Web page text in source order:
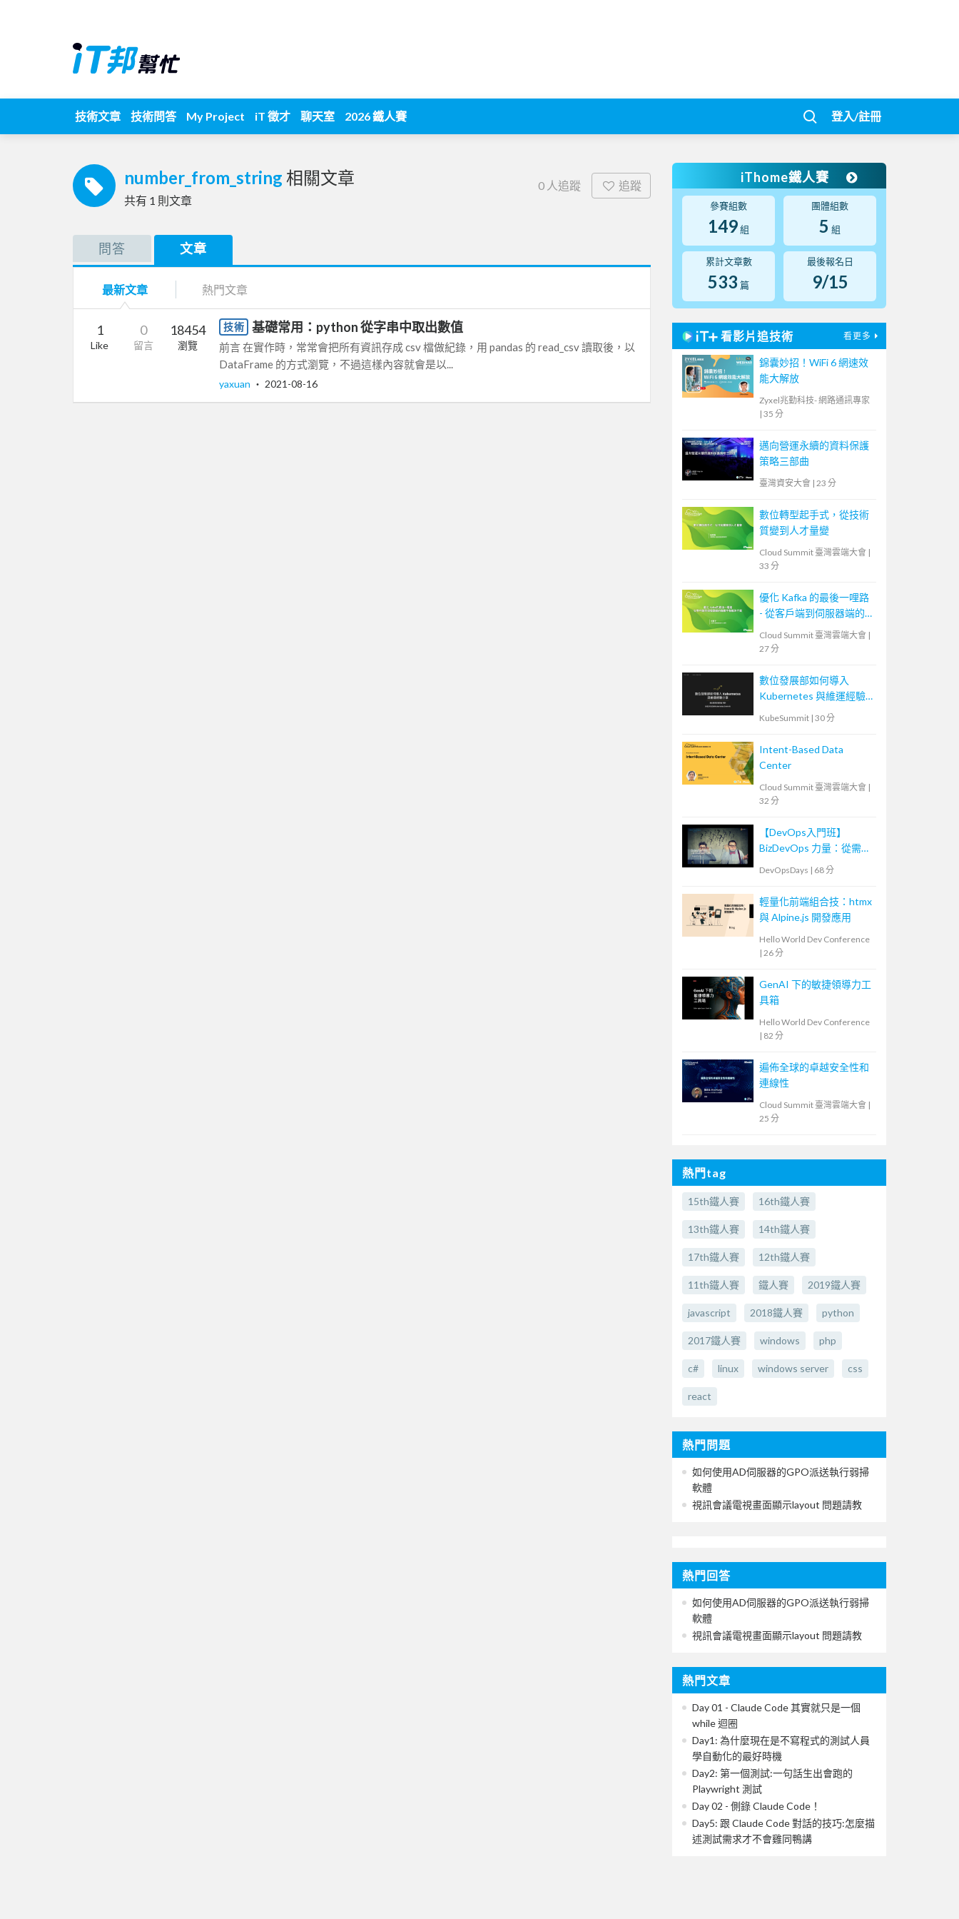
技術文章 技術問答 My Project iT 徵才 聊天室 2026 鐵人賽 登入/註冊
number_from_string 相關文章
共有 1 則文章
0 人追蹤 追蹤
問答 文章
最新文章 熱門文章
1
Like
0
留言
18454
瀏覽
技術 基礎常用：python 從字串中取出數值
前言 在實作時，常常會把所有資訊存成 csv 檔做紀錄，用 pandas 的 read_csv 讀取後，以
DataFrame 的方式瀏覽，不過這樣內容就會是以...
yaxuan ‧ 2021-08-16
iThome鐵人賽
參賽組數
149組
團體組數
5 組
累計文章數
533 篇
最後報名日
9/15
看影片追技術 看更多
錦囊妙招！WiFi 6 網速效
能大解放
Zyxel兆勤科技- 網路通訊專家
| 35 分
邁向營運永續的資料保護
策略三部曲
臺灣資安大會 | 23 分
數位轉型起手式，從技術
質變到人才量變
Cloud Summit 臺灣雲端大會 |
33 分
優化 Kafka 的最後一哩路
- 從客戶端到伺服器端的
負載平衡解決方案
Cloud Summit 臺灣雲端大會 |
27 分
數位發展部如何導入
Kubernetes 與維運經驗
KubeSummit | 30 分
Intent-Based Data
Center
Cloud Summit 臺灣雲端大會 |
32 分
【DevOps入門班】
BizDevOps 力量：從需求
轉換到團隊內外溝通
DevOpsDays | 68 分
輕量化前端組合技：htmx
與 Alpine.js 開發應用
Hello World Dev Conference
| 26 分
GenAI 下的敏捷領導力工
具箱
Hello World Dev Conference
| 82 分
遍佈全球的卓越安全性和
連線性
Cloud Summit 臺灣雲端大會 |
25 分
熱門tag
15th鐵人賽 16th鐵人賽
13th鐵人賽 14th鐵人賽
17th鐵人賽 12th鐵人賽
11th鐵人賽 鐵人賽 2019鐵人賽
javascript 2018鐵人賽 python
2017鐵人賽 windows php
c# linux windows server css
react
熱門問題
如何使用AD伺服器的GPO派送執行弱掃
軟體
視訊會議電視畫面顯示layout 問題請教
熱門回答
如何使用AD伺服器的GPO派送執行弱掃
軟體
視訊會議電視畫面顯示layout 問題請教
熱門文章
Day 01 - Claude Code 其實就只是一個
while 迴圈
Day1: 為什麼現在是不寫程式的測試人員
學自動化的最好時機
Day2: 第一個測試:一句話生出會跑的
Playwright 測試
Day 02 - 側錄 Claude Code！
Day5: 跟 Claude Code 對話的技巧:怎麼描
述測試需求才不會雞同鴨講